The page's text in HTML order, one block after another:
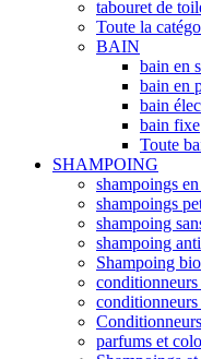
tabouret de
Toute la
BAIN
bain en
bain en
bain
bain fixe
Toute
SHAMPOING
shampoings
shampoings
shampoing
shampoing
Shampoing bio
conditionneurs
parfums et